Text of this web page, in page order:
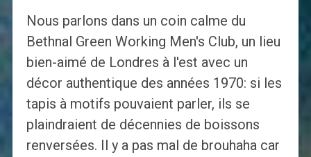
Nous parlons dans un coin calme du
Bethnal Green Working Men's Club, un lieu
bien-aimé de Londres à l'est avec un
décor authentique des années 1970: si les
tapis à motifs pouvaient parler, ils se
plaindraient de décennies de boissons
renversées. Il y a pas mal de brouhaha car